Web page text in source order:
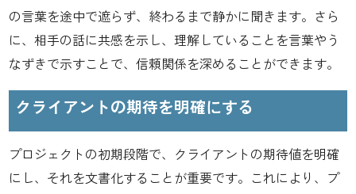
の言葉を途中で遮らず、終わるまで静かに聞きます。さら
に、相手の話に共感を示し、理解していることを言葉やう
なずきで示すことで、信頼関係を深めることができます。
クライアントの期待を明確にする
プロジェクトの初期段階で、クライアントの期待値を明確
にし、それを文書化することが重要です。これにより、プ